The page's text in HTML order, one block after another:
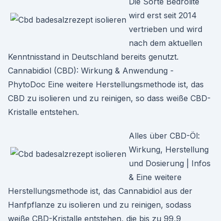
wird erst seit 2014
vertrieben und wird
nach dem aktuellen
Kenntnisstand in Deutschland bereits genutzt.
Cannabidiol (CBD): Wirkung & Anwendung -
PhytoDoc Eine weitere Herstellungsmethode ist, das
CBD zu isolieren und zu reinigen, so dass weiße CBD-
Kristalle entstehen.
Alles über CBD-Öl:
Wirkung, Herstellung
und Dosierung | Infos
& Eine weitere
Herstellungsmethode ist, das Cannabidiol aus der
Hanfpflanze zu isolieren und zu reinigen, sodass
weiße CBD-Kristalle entstehen, die bis zu 99,9